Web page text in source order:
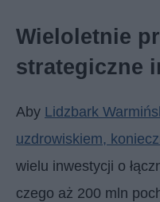
Wieloletnie
strategiczne
Aby Lidzbark
uzdrowiskiem,
wielu inwestycji o
czego aż 200 mln